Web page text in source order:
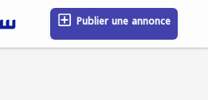
Publier une annonce
Se connecter / S'inscrire